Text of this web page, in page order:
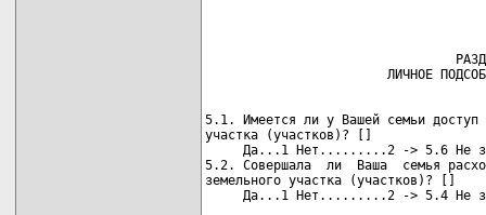
5.1. Имеется ли у Вашей семьи доступ
участка (участков)? []
Да...1 Нет.........2 -> 5.6 Не
5.2. Совершала  ли  Ваша  семья
земельного участка (участков)? []